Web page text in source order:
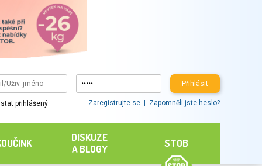
Přihlásit
přihlášený Zaregistrujte se Zapomněli jste heslo?
DISKUZE
A BLOGY
STOB